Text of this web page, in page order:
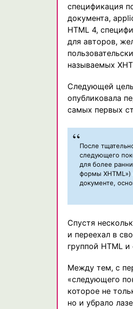
спецификация
документа,
HTML 4,
для авторов,
называемых
Следующей
опубликовала
самых первых
После
следующего
для более
формы XHTML»)
документе,
Спустя
и переехал в
группой HTML
Между тем, с
«следующего
которое не
но и убрало